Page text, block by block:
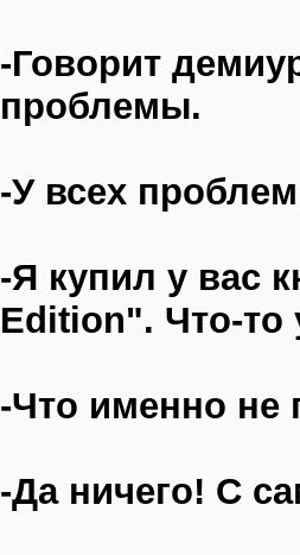
-Говорит
проблемы.
-У всех
-Я купил у вас
Edition". Что-то
-Что именно не
-Да ничего! С